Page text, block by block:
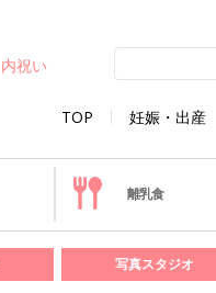
TOP 妊娠・出産
内祝い
離乳食
写真スタジオ